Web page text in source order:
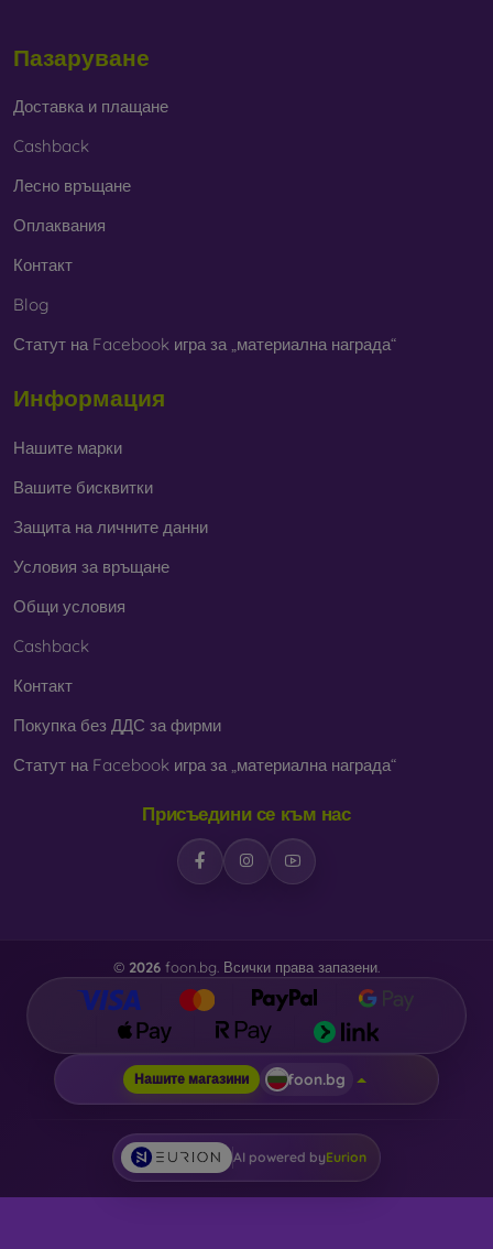
Пазаруване
Доставка и плащане
Cashback
Лесно връщане
Оплаквания
Контакт
Blog
Статут на Facebook игра за „материална награда“
Информация
Нашите марки
Вашите бисквитки
Защита на личните данни
Условия за връщане
Общи условия
Cashback
Контакт
Покупка без ДДС за фирми
Статут на Facebook игра за „материална награда“
Присъедини се към нас
© 2026 foon.bg. Всички права запазени.
Нашите магазини foon.bg
AI powered byEurion